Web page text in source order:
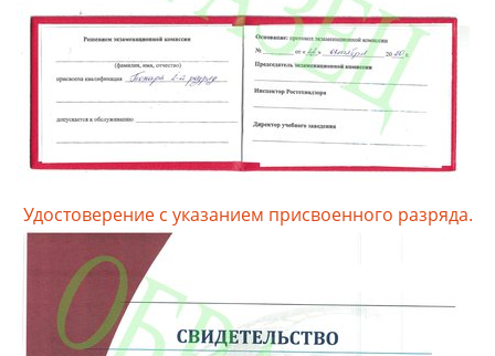
Удостоверение с указанием присвоенного разряда.